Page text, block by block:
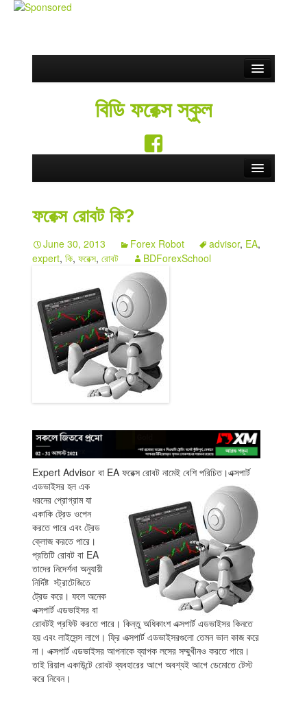
বিডি ফরেক্স স্কুল
ফরেক্স রোবট কি?
June 30, 2013 Forex Robot advisor, EA,
expert,কি,ফরেক্স,রোবট BDForexSchool
Expert Advisor বা EA ফরেক্স রোবট নামেই বেশি পরিচিত।এক্সপার্ট
এডভাইসর হল এক
ধরনের প্রোগ্রাম যা
একাকি ট্রেড ওপেন
করতে পারে এবং ট্রেড
ক্লোজ করতে পারে।
প্রতিটি রোবট বা EA
তাদের নিদের্শনা অনুযায়ী
নির্দিষ্ট স্ট্রাটেজিতে
ট্রেড করে। ফলে অনেক
এক্সপার্ট এডভাইসর বা
রোবটই প্রফিট করতে পারে। কিন্তু অধিকাংশ এক্সপার্ট এডভাইসর কিনতে
হয় এবং লাইসেন্স লাগে। ফ্রি এক্সপার্ট এডভাইসরগুলো তেমন ভাল কাজ করে
না। এক্সপার্ট এডভাইসর আপনাকে ব্যাপক লসের সম্মুখীনও করতে পারে।
তাই রিয়াল একাউন্টে রোবট ব্যবহারের আগে অবশ্যই আগে ডেমোতে টেস্ট
করে নিবেন।